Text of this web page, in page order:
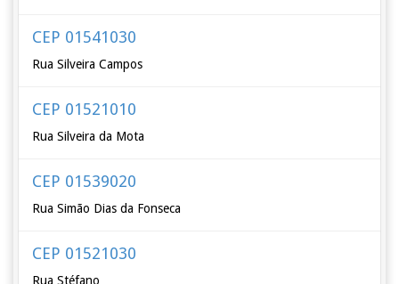
CEP 01541030
Rua Silveira Campos
CEP 01521010
Rua Silveira da Mota
CEP 01539020
Rua Simão Dias da Fonseca
CEP 01521030
Rua Stéfano